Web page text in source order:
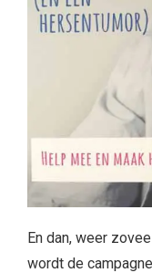
En dan, weer
wordt de